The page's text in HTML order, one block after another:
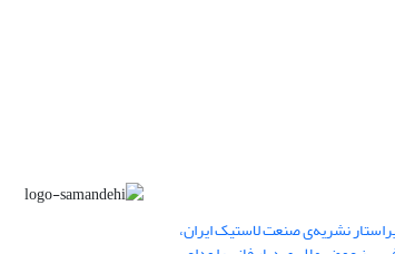
نشریه‌ی صنعت لاستیک ایران،